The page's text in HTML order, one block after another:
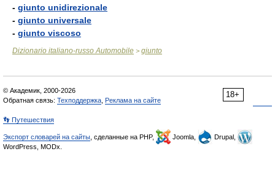
- giunto unidirezionale
- giunto universale
- giunto viscoso
Dizionario italiano-russo Automobile > giunto
18+
© Академик, 2000-2026
Обратная связь: Техподдержка Реклама на сайте
👣 Путешествия
Экспорт словарей на сайты , сделанные на PHP, Joomla,
Drupal,
WordPress, MODx.